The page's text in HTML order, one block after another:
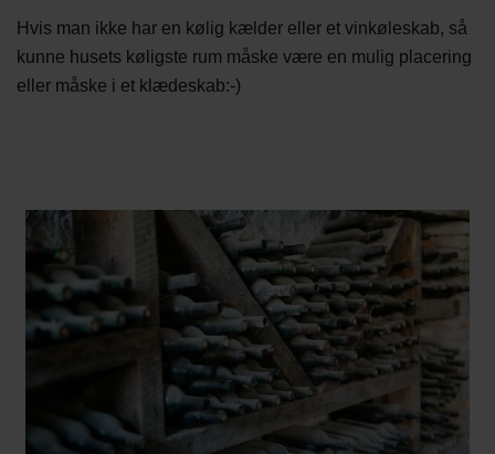
Hvis man ikke har en kølig kælder eller et vinkøleskab, så
kunne husets køligste rum måske være en mulig placering
eller måske i et klædeskab:-)